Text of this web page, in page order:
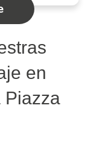
en
Piazza